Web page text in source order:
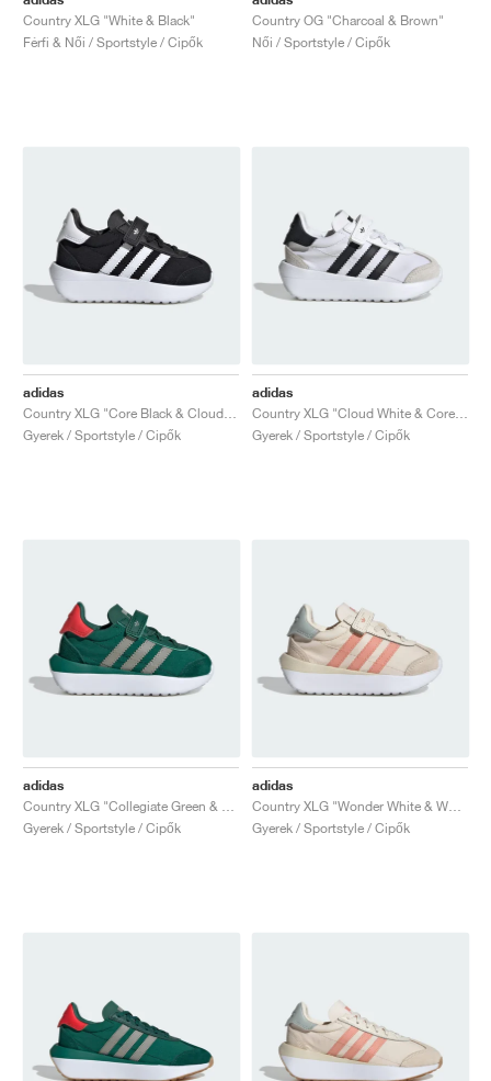
Country XLG "White & Black"
Férfi & Női / Sportstyle / Cipők
Country OG "Charcoal & Brown"
Női / Sportstyle / Cipők
adidas
Gyerek / Sportstyle / Cipők
adidas
Gyerek / Sportstyle / Cipők
adidas
Gyerek / Sportstyle / Cipők
adidas
Gyerek / Sportstyle / Cipők